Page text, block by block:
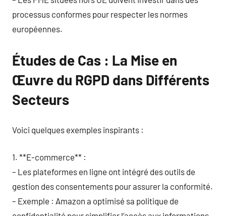
processus conformes pour respecter les normes
européennes.
Études de Cas : La Mise en
Œuvre du RGPD dans Différents
Secteurs
Voici quelques exemples inspirants :
1. **E-commerce** :
– Les plateformes en ligne ont intégré des outils de
gestion des consentements pour assurer la conformité.
– Exemple : Amazon a optimisé sa politique de